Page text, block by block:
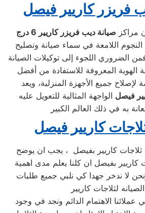
فريزر كاريير فيصل
مراكز صيانة ديب فريزر كاريير
6 درج
اللامعة في سماء صيانة وتصليح
فمن الضروري اللجوء إلى توكيلات الصيانة
الهوية المعروفة للاستفادة من أفضل
لإصلاح جميع الأجهزة المنزلية، ويعد
فيصل الواجهة المثالية للتعويل عليه
كاريير فيصل
ثلاجات كاريير بفيصل ، يجب ان يوضح
بفيصل ان كلنا يعلم مدى اهمية
لا ندخر جهدا كي نلبي جميع طلبات
عملائنا الاهتمام الدائم ونجد في وجود